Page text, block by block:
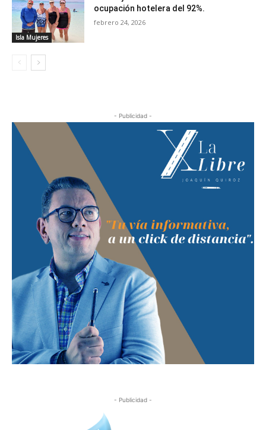
Isla Mujeres
ocupación hotelera del 92%.
febrero 24, 2026
- Publicidad -
- Publicidad -